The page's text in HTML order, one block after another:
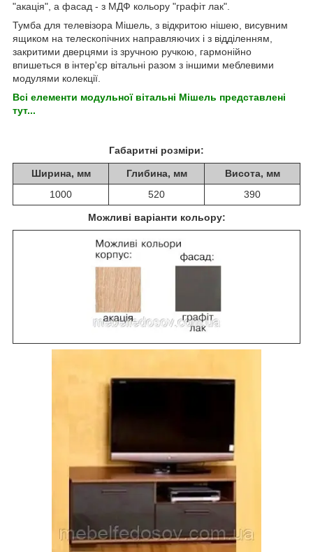
"акація", а фасад - з МДФ кольору "графіт лак".
Тумба для телевізора Мішель, з відкритою нішею, висувним
ящиком на телескопічних направляючих і з відділенням,
закритими дверцями із зручною ручкою, гармонійно
впишеться в інтер'єр вітальні разом з іншими меблевими
модулями колекції.
Всі елементи модульної вітальні Мішель представлені
тут...
Габаритні розміри:
Ширина, мм Глибина, мм
Висота, мм
1000
520 390
Можливі варіанти кольору: